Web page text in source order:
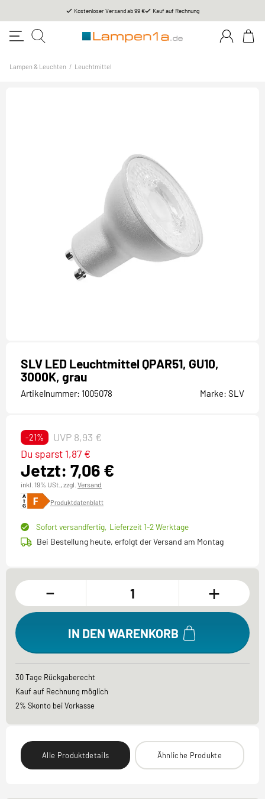
Kostenloser Versand ab 99 € Kauf auf Rechnung
Lampen & Leuchten / Leuchtmittel
SLV LED Leuchtmittel QPAR51, GU10,
3000K, grau
Artikelnummer: 1005078 Marke: SLV
-21% UVP 8,93 €
Jetzt: 7,06 €
Du sparst 1,87 €
inkl. 19% USt., zzgl. Versand
Produktdatenblatt
Sofort versandfertig, Lieferzeit 1-2 Werktage
Bei Bestellung heute, erfolgt der Versand am Montag
- +
IN DEN WARENKORB
30 Tage Rückgaberecht
Kauf auf Rechnung möglich
2% Skonto bei Vorkasse
Alle Produktdetails Ähnliche Produkte